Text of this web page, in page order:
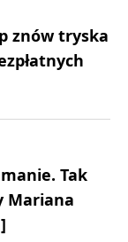
znów tryska
Tak
Mariana